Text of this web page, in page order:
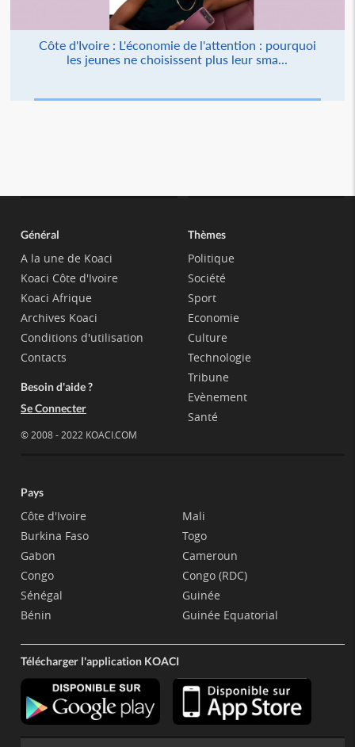
Côte d'Ivoire : L'économie de l'attention : pourquoi
les jeunes ne choisissent plus leur sma...
Général
A la une de Koaci
Koaci Côte d'Ivoire
Koaci Afrique
Archives Koaci
Conditions d'utilisation
Contacts
Besoin d'aide ?
Se Connecter
© 2008 - 2022 KOACI.COM
Thèmes
Politique
Société
Sport
Economie
Culture
Technologie
Tribune
Evènement
Santé
Pays
Côte d'Ivoire
Burkina Faso
Gabon
Congo
Sénégal
Bénin
Mali
Togo
Cameroun
Congo (RDC)
Guinée
Guinée Equatorial
Télécharger l'application KOACI